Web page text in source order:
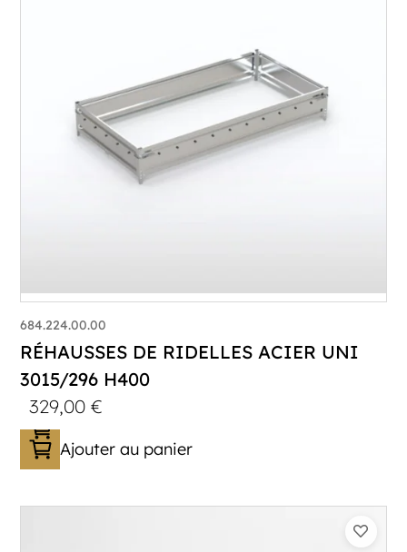
684.224.00.00
RÉHAUSSES DE RIDELLES ACIER UNI
3015/296 H400
329,00€
Ajouter au panier